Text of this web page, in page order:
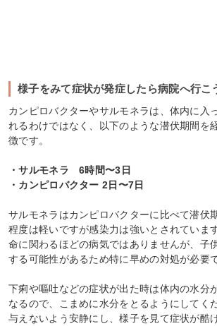
様子をみて症状が発症したら病院へ行こ
カンピロバクターやサルモネラは、体内に入
れるわけではなく、以下のような潜伏期間を
徴です。
・サルモネラ 6時間〜3日
・カンピロバクター 2日〜7日
サルモネラはカンピロバクターに比べて潜伏
程度は軽いですが感染力は強いとされていま
命に関わるほどの病気ではありませんが、子
する可能性があるため特に早めの対処が必要で
下痢や嘔吐などの症状が出た時は体内の水分
なるので、こまめに水分をとるようにしてく
与えないよう安静にし、様子を見て症状が酷